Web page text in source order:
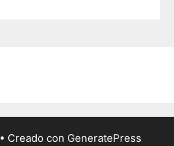
• Creado con GeneratePress